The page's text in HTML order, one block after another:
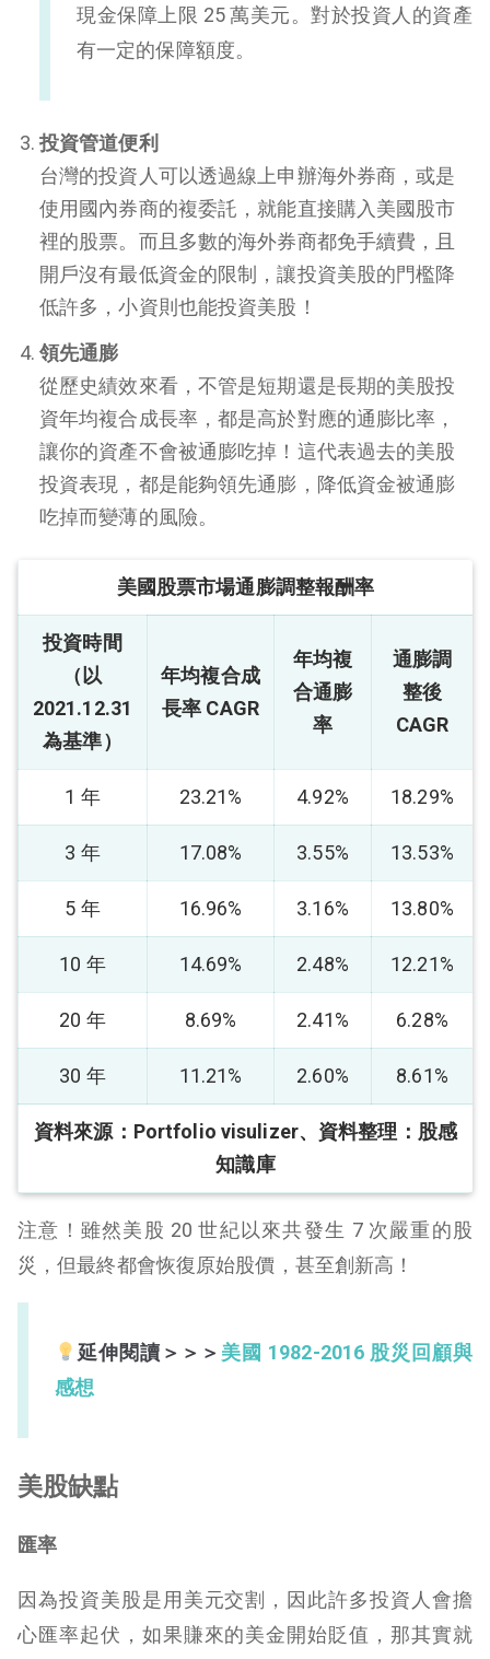
現金保障上限 25 萬美元。對於投資人的資產
有一定的保障額度。
投資管道便利
台灣的投資人可以透過線上申辦海外券商，或是
使用國內券商的複委託，就能直接購入美國股市
裡的股票。而且多數的海外券商都免手續費，且
開戶沒有最低資金的限制，讓投資美股的門檻降
低許多，小資則也能投資美股！
領先通膨
從歷史績效來看，不管是短期還是長期的美股投
資年均複合成長率，都是高於對應的通膨比率，
讓你的資產不會被通膨吃掉！這代表過去的美股
投資表現，都是能夠領先通膨，降低資金被通膨
吃掉而變薄的風險。
美國股票市場通膨調整報酬率
投資時間
（以
2021.12.31
為基準）
年均複合成
長率 CAGR
年均複
合通膨
率
通膨調
整後
CAGR
1 年 23.21% 4.92% 18.29%
3 年 17.08% 3.55% 13.53%
5 年 16.96% 3.16% 13.80%
10 年 14.69% 2.48% 12.21%
20 年 8.69% 2.41% 6.28%
30 年 11.21% 2.60% 8.61%
資料來源：Portfolio visulizer、 資料整理：股感
知識庫
注意！雖然美股 20 世紀以來共發生 7 次嚴重的股
災，但最終都會恢復原始股價，甚至創新高！
延伸閱讀＞＞＞ 美國 1982-2016 股災回顧與
感想
美股缺點
匯率
因為投資美股是用美元交割，因此許多投資人會擔
心匯率起伏，如果賺來的美金開始貶值，那其實就